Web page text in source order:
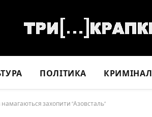
ПОЛІТИКА КРИМІНАЛ
захопити “Азовсталь”